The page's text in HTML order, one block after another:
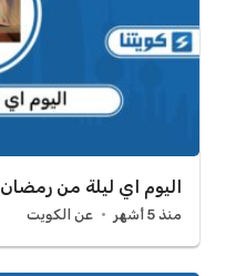
اليوم اي ليلة من رمضان 2026
منذ 5 أشهر عن الكويت